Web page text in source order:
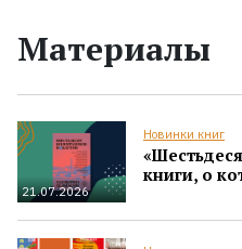
Материалы
21.07.2026
Новинки книг
книги, о